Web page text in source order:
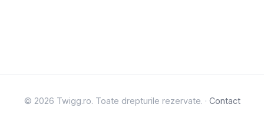
© 2026 Twigg.ro. Toate drepturile rezervate. · Contact